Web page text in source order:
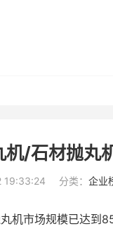
/石材抛丸
19:33:24 分类： 企业
机市场规模已达到